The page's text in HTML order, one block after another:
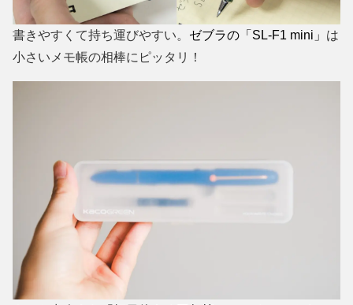
書きやすくて持ち運びやすい。 ゼブラの「SL-F1 mini」 は
小さいメモ帳の相棒にピッタリ！